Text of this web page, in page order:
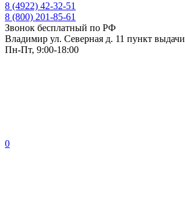
8 (4922) 42-32-51
8 (800) 201-85-61
Звонок бесплатный по РФ
Владимир ул. Северная д. 11 пункт выдачи
Пн-Пт, 9:00-18:00
0